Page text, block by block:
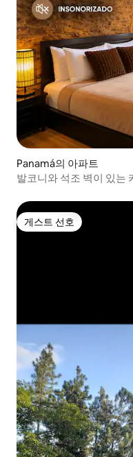
Panamá의 아파트
발코니와 석조 벽이 있는
게스트 선호
게스트 선호